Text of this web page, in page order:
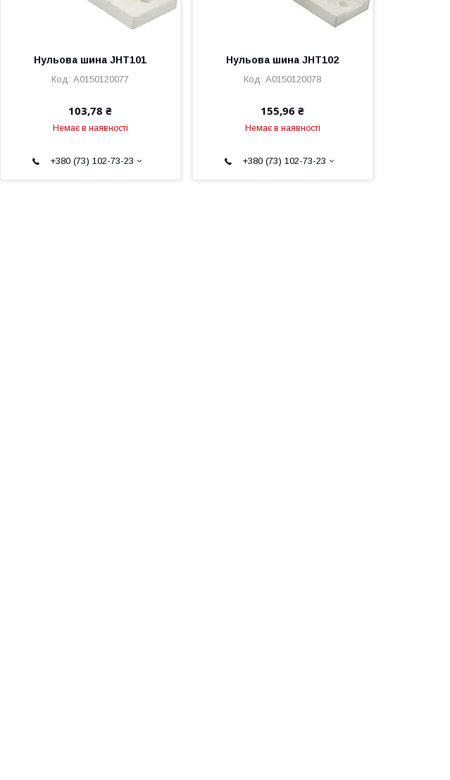
Нульова шина JHT101
A0150120077
103,78 ₴
Немає в наявності
+380 (73) 102-73-23
Нульова шина JHT102
A0150120078
155,96 ₴
Немає в наявності
+380 (73) 102-73-23